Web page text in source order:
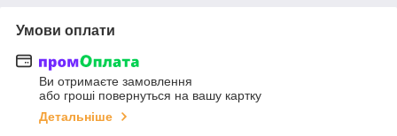
Умови оплати
Ви отримаєте замовлення
або гроші повернуться на вашу картку
Детальніше